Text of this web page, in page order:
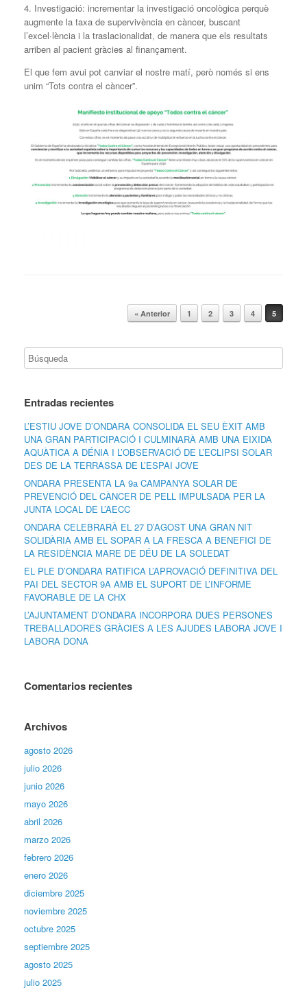
4. Investigació: incrementar la investigació oncològica perquè
augmente la taxa de supervivència en càncer, buscant
l’excel·lència i la traslacionalidat, de manera que els resultats
arriben al pacient gràcies al finançament.
El que fem avui pot canviar el nostre matí, però només si ens
unim “Tots contra el càncer”.
« Anterior 1 2 3 4 5
Entradas recientes
L’ESTIU JOVE D’ONDARA CONSOLIDA EL SEU ÈXIT AMB
UNA GRAN PARTICIPACIÓ I CULMINARÀ AMB UNA EIXIDA
AQUÀTICA A DÉNIA I L’OBSERVACIÓ DE L’ECLIPSI SOLAR
DES DE LA TERRASSA DE L’ESPAI JOVE
ONDARA PRESENTA LA 9a CAMPANYA SOLAR DE
PREVENCIÓ DEL CÀNCER DE PELL IMPULSADA PER LA
JUNTA LOCAL DE L’AECC
ONDARA CELEBRARÀ EL 27 D’AGOST UNA GRAN NIT
SOLIDÀRIA AMB EL SOPAR A LA FRESCA A BENEFICI DE
LA RESIDÈNCIA MARE DE DÉU DE LA SOLEDAT
EL PLE D’ONDARA RATIFICA L’APROVACIÓ DEFINITIVA DEL
PAI DEL SECTOR 9A AMB EL SUPORT DE L’INFORME
FAVORABLE DE LA CHX
L’AJUNTAMENT D’ONDARA INCORPORA DUES PERSONES
TREBALLADORES GRÀCIES A LES AJUDES LABORA JOVE I
LABORA DONA
Comentarios recientes
Archivos
agosto 2026
julio 2026
junio 2026
mayo 2026
abril 2026
marzo 2026
febrero 2026
enero 2026
diciembre 2025
noviembre 2025
octubre 2025
septiembre 2025
agosto 2025
julio 2025